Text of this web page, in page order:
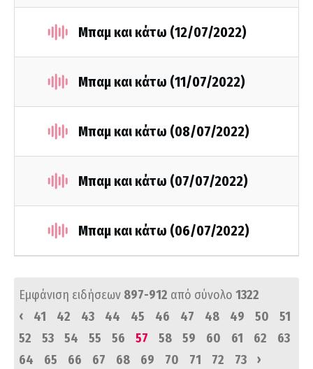
Μπαμ και κάτω (12/07/2022)
Μπαμ και κάτω (11/07/2022)
Μπαμ και κάτω (08/07/2022)
Μπαμ και κάτω (07/07/2022)
Μπαμ και κάτω (06/07/2022)
Εμφάνιση ειδήσεων 897-912 από σύνολο 1322
‹
41 42 43 44 45 46 47 48 49 50
51
52
53 54 55 56 57 58 59 60 61 62
63
64
65 66 67 68 69 70 71 72 73 ›